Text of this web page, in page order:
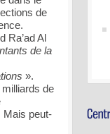
de
Ra’ad Al
de la
».
de
Mais peut-